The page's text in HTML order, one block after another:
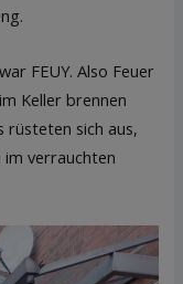
FEUY. Also Feuer
Keller brennen
rüsteten sich aus,
verrauchten